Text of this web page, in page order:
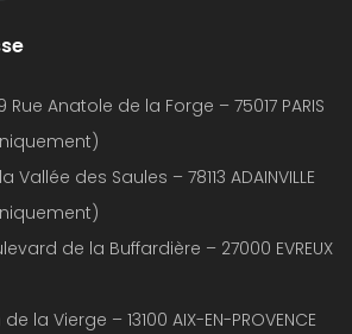
Rue Anatole de la Forge – 75017 PARIS
Vallée des Saules – 78113 ADAINVILLE
de la Buffardière – 27000 EVREUX
la Vierge – 13100 AIX-EN-PROVENCE